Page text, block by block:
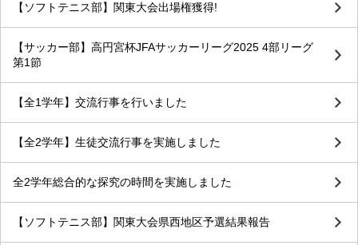
【ソフトテニス部】関東大会出場権獲得!
【サッカー部】高円宮杯JFAサッカーリーグ2025 4部リーグ
第1節
【全1学年】交流行事を行いました
【全2学年】生徒交流行事を実施しました
全2学年総合的な探究の時間を実施しました
【ソフトテニス部】関東大会県西地区予選結果報告